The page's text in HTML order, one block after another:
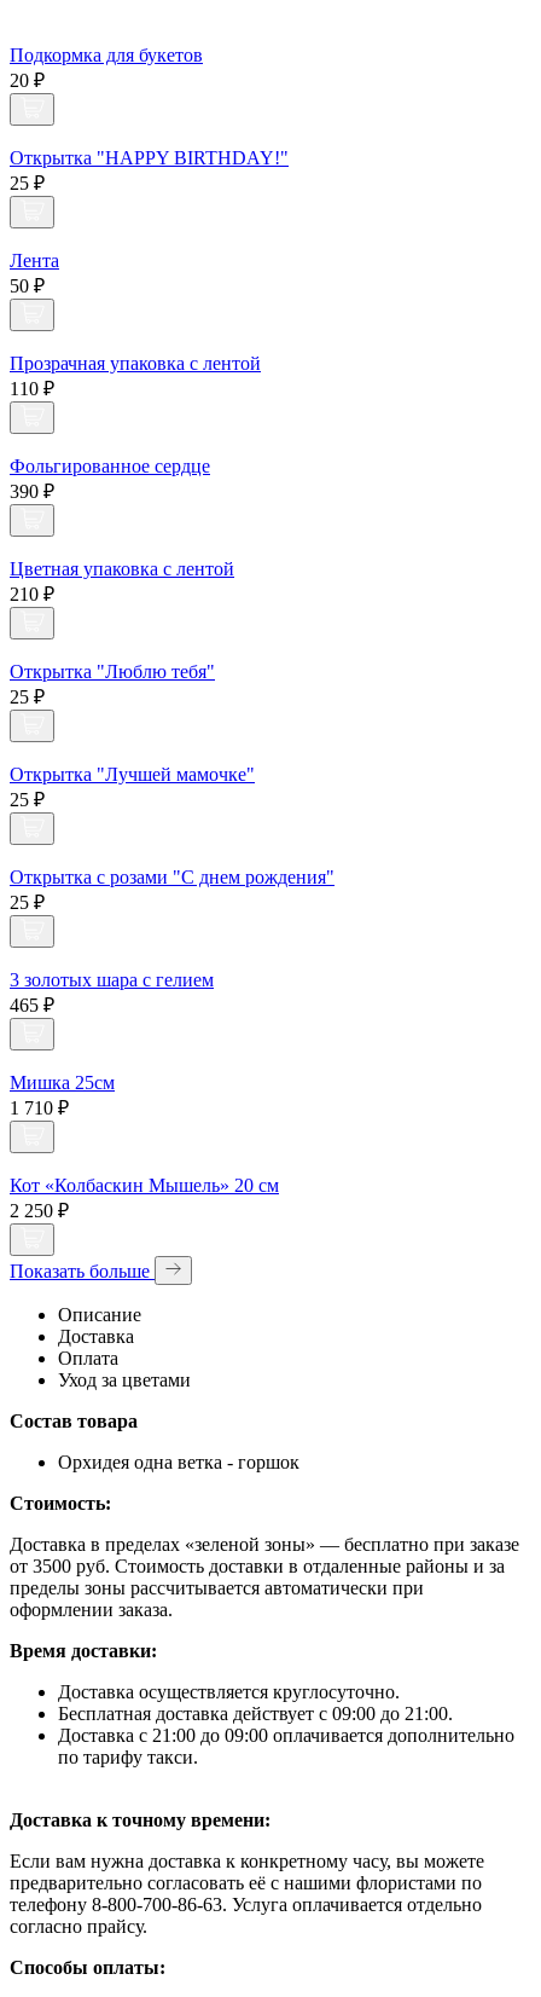
Подкормка для букетов
20 ₽
Открытка "HAPPY BIRTHDAY!"
25 ₽
Лента
50 ₽
Прозрачная упаковка с лентой
110 ₽
Фольгированное сердце
390 ₽
Цветная упаковка с лентой
210 ₽
Открытка "Люблю тебя"
25 ₽
Открытка "Лучшей мамочке"
25 ₽
Открытка с розами "С днем рождения"
25 ₽
3 золотых шара с гелием
465 ₽
Мишка 25см
1 710 ₽
Кот «Колбаскин Мышель» 20 см
2 250 ₽
Показать больше
Описание
Доставка
Оплата
Уход за цветами
Состав товара
Орхидея одна ветка - горшок
Стоимость:
Доставка в пределах «зеленой зоны» — бесплатно при заказе
от 3500 руб. Стоимость доставки в отдаленные районы и за
пределы зоны рассчитывается автоматически при
оформлении заказа.
Время доставки:
Доставка осуществляется круглосуточно.
Бесплатная доставка действует с 09:00 до 21:00.
Доставка с 21:00 до 09:00 оплачивается дополнительно
по тарифу такси.
Доставка к точному времени:
Если вам нужна доставка к конкретному часу, вы можете
предварительно согласовать её с нашими флористами по
телефону 8-800-700-86-63. Услуга оплачивается отдельно
согласно прайсу.
Способы оплаты: